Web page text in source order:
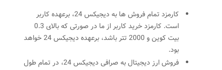
کارمزد تمام فروش ها به دیجیکس 24، برعهده کاربر
است. کارمزد خرید کاربر از ما در صورتی که بالای 0.3
بیت کوین و 2000 تتر باشد، برعهده دیجیکس 24 خواهد
بود.
فروش ارز دیجیتال به صرافی دیجیکس 24، در تمام طول